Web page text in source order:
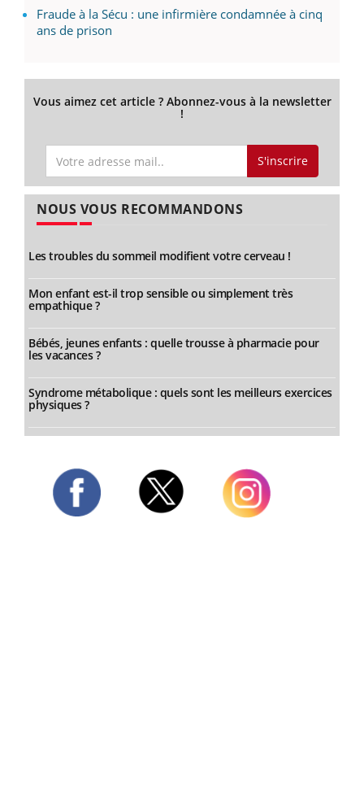
Fraude à la Sécu : une infirmière condamnée à cinq
ans de prison
Vous aimez cet article ? Abonnez-vous à la newsletter
!
S'inscrire
NOUS VOUS RECOMMANDONS
Les troubles du sommeil modifient votre cerveau !
Mon enfant est-il trop sensible ou simplement très
empathique ?
Bébés, jeunes enfants : quelle trousse à pharmacie pour
les vacances ?
Syndrome métabolique : quels sont les meilleurs exercices
physiques ?